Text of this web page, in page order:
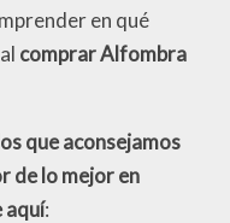
en qué
comprar Alfombra
que aconsejamos
de lo mejor en
aquí: